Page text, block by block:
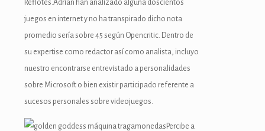
Reflotes.Adrián han analizado alguna doscientos
juegos en internet y no ha transpirado dicho nota
promedio serí­a sobre 45 según Opencritic. Dentro de
su expertise como redactor así­ como analista, incluyo
nuestro encontrarse entrevistado a personalidades
sobre Microsoft o bien existir participado referente a
sucesos personales sobre videojuegos.
Percibe a